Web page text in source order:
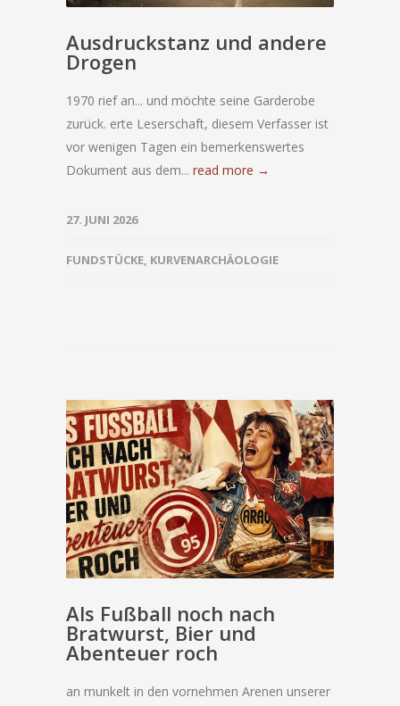
Ausdruckstanz und andere
Drogen
1970 rief an... und möchte seine Garderobe
zurück. erte Leserschaft, diesem Verfasser ist
vor wenigen Tagen ein bemerkenswertes
Dokument aus dem... read more →
27. JUNI 2026
FUNDSTÜCKE, KURVENARCHÄOLOGIE
Als Fußball noch nach
Bratwurst, Bier und
Abenteuer roch
an munkelt in den vornehmen Arenen unserer